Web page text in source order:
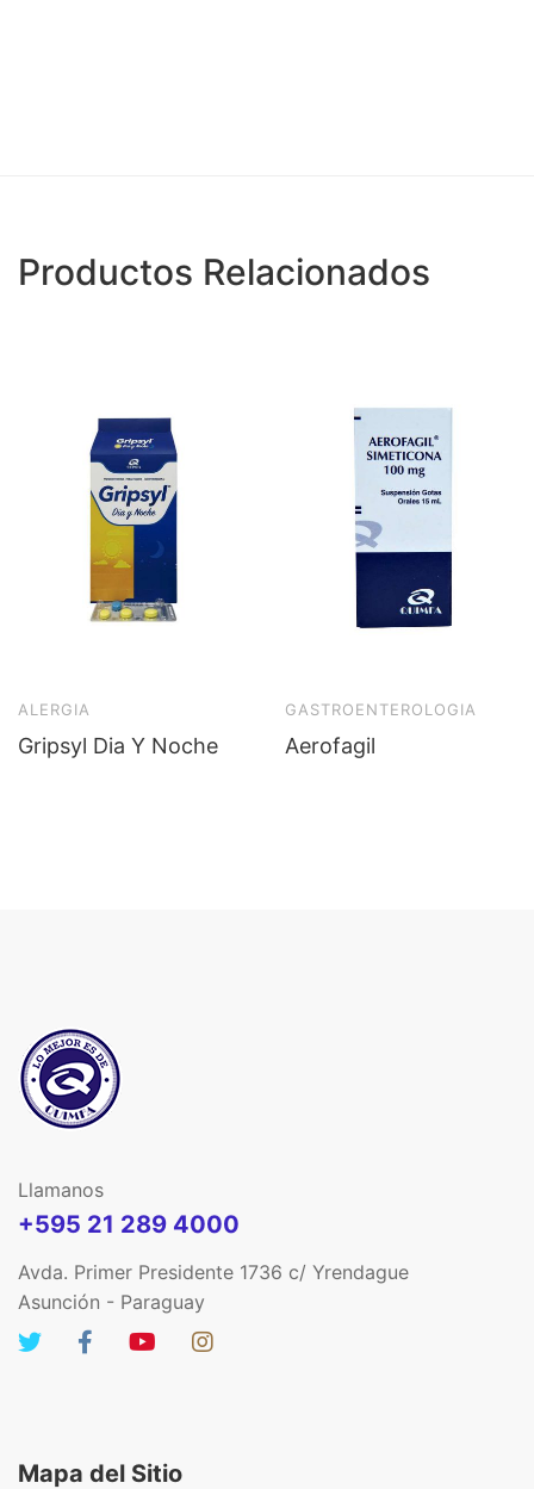
Productos Relacionados
ALERGIA
Gripsyl Dia Y Noche
GASTROENTEROLOGIA
Aerofagil
Llamanos
+595 21 289 4000
Avda. Primer Presidente 1736 c/ Yrendague
Asunción - Paraguay
Mapa del Sitio